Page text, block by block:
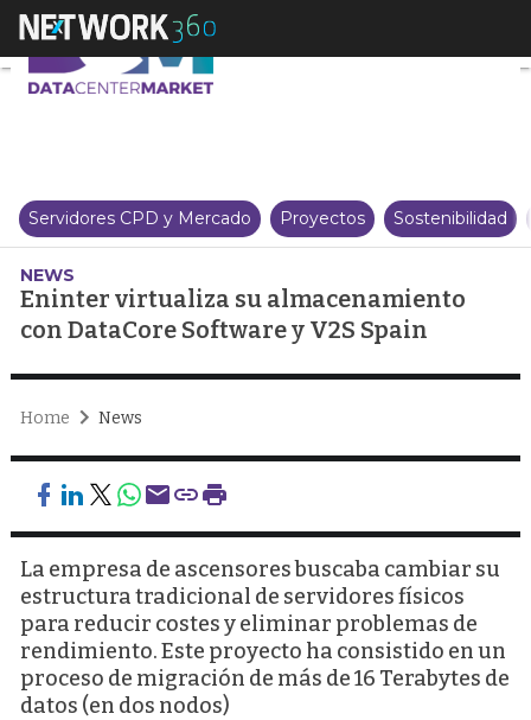
Eninter virtualiza su
Servidores CPD y Mercado Proyectos Sostenibilidad
NEWS
Eninter virtualiza su almacenamiento
con DataCore Software y V2S Spain
Home News
La empresa de ascensores buscaba cambiar su
estructura tradicional de servidores físicos
para reducir costes y eliminar problemas de
rendimiento. Este proyecto ha consistido en un
proceso de migración de más de 16 Terabytes de
datos (en dos nodos)